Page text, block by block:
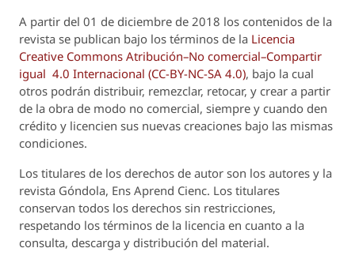
A partir del 01 de diciembre de 2018 los contenidos de la
revista se publican bajo los términos de la Licencia
Creative Commons Atribución–No comercial–Compartir
igual 4.0 Internacional (CC-BY-NC-SA 4.0), bajo la cual
otros podrán distribuir, remezclar, retocar, y crear a partir
de la obra de modo no comercial, siempre y cuando den
crédito y licencien sus nuevas creaciones bajo las mismas
condiciones.
Los titulares de los derechos de autor son los autores y la
revista Góndola, Ens Aprend Cienc. Los titulares
conservan todos los derechos sin restricciones,
respetando los términos de la licencia en cuanto a la
consulta, descarga y distribución del material.